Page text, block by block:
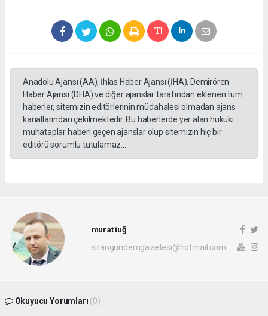
Anadolu Ajansı (AA), İhlas Haber Ajansı (İHA), Demirören
Haber Ajansı (DHA) ve diğer ajanslar tarafından eklenen tüm
haberler, sitemizin editörlerinin müdahalesi olmadan ajans
kanallarından çekilmektedir. Bu haberlerde yer alan hukuki
muhataplar haberi geçen ajanslar olup sitemizin hiç bir
editörü sorumlu tutulamaz...
murat tuğ
sirangundemgazetesi@hotmail.com
Okuyucu Yorumları (0)